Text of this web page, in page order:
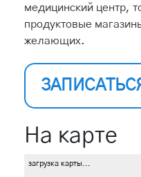
медицинский центр,
продуктовые
желающих.
На карте
загрузка карты...